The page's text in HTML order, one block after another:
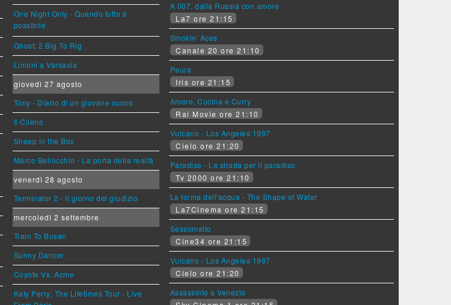
One Night Only - Quando tutto è
possibile
Ghost: 2 Big To Rig
Limoni a Varsavia
giovedì 27 agosto
Tony - Diario di un giovane cuoco
Il Cileno
Sheep in the Box
Marco Bellocchio - La porta della realtà
venerdì 28 agosto
Terminator 2 - Il giorno del giudizio
mercoledì 2 settembre
Train To Busan
Sunny Dancer
Coyote Vs. Acme
Katy Perry: The Lifetimes Tour - Live
A 007, dalla Russia con amore
La7 ore 21:15
Smokin' Aces
Canale 20 ore 21:10
Paura
Iris ore 21:15
Amore, Cucina e Curry
Rai Movie ore 21:10
Vulcano - Los Angeles 1997
Cielo ore 21:20
Paradise - La strada per il paradiso
Tv 2000 ore 21:10
La forma dell'acqua - The Shape of Water
La7Cinema ore 21:15
Sessomatto
Cine34 ore 21:15
Vulcano - Los Angeles 1997
Cielo ore 21:20
Assassinio a Venezia